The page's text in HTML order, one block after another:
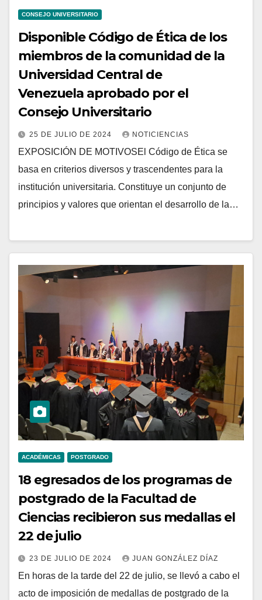
CONSEJO UNIVERSITARIO
Disponible Código de Ética de los
miembros de la comunidad de la
Universidad Central de
Venezuela aprobado por el
Consejo Universitario
25 DE JULIO DE 2024 NOTICIENCIAS
EXPOSICIÓN DE MOTIVOSEl Código de Ética se
basa en criterios diversos y trascendentes para la
institución universitaria. Constituye un conjunto de
principios y valores que orientan el desarrollo de la…
ACADÉMICAS POSTGRADO
18 egresados de los programas de
postgrado de la Facultad de
Ciencias recibieron sus medallas el
22 de julio
23 DE JULIO DE 2024 JUAN GONZÁLEZ DÍAZ
En horas de la tarde del 22 de julio, se llevó a cabo el
acto de imposición de medallas de postgrado de la